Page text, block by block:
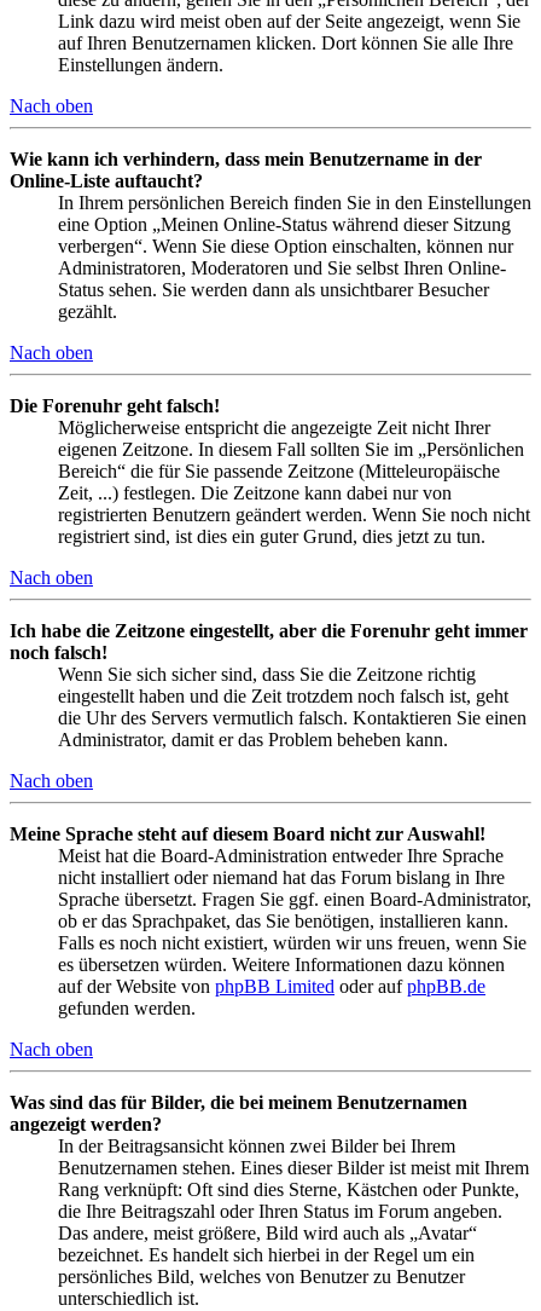
Link dazu wird meist oben auf der Seite angezeigt, wenn Sie
auf Ihren Benutzernamen klicken. Dort können Sie alle Ihre
Einstellungen ändern.
Nach oben
Wie kann ich verhindern, dass mein Benutzername in der
Online-Liste auftaucht?
In Ihrem persönlichen Bereich finden Sie in den Einstellungen
eine Option „Meinen Online-Status während dieser Sitzung
verbergen“. Wenn Sie diese Option einschalten, können nur
Administratoren, Moderatoren und Sie selbst Ihren Online-
Status sehen. Sie werden dann als unsichtbarer Besucher
gezählt.
Nach oben
Die Forenuhr geht falsch!
Möglicherweise entspricht die angezeigte Zeit nicht Ihrer
eigenen Zeitzone. In diesem Fall sollten Sie im „Persönlichen
Bereich“ die für Sie passende Zeitzone (Mitteleuropäische
Zeit, ...) festlegen. Die Zeitzone kann dabei nur von
registrierten Benutzern geändert werden. Wenn Sie noch nicht
registriert sind, ist dies ein guter Grund, dies jetzt zu tun.
Nach oben
Ich habe die Zeitzone eingestellt, aber die Forenuhr geht immer
noch falsch!
Wenn Sie sich sicher sind, dass Sie die Zeitzone richtig
eingestellt haben und die Zeit trotzdem noch falsch ist, geht
die Uhr des Servers vermutlich falsch. Kontaktieren Sie einen
Administrator, damit er das Problem beheben kann.
Nach oben
Meine Sprache steht auf diesem Board nicht zur Auswahl!
Meist hat die Board-Administration entweder Ihre Sprache
nicht installiert oder niemand hat das Forum bislang in Ihre
Sprache übersetzt. Fragen Sie ggf. einen Board-Administrator,
ob er das Sprachpaket, das Sie benötigen, installieren kann.
Falls es noch nicht existiert, würden wir uns freuen, wenn Sie
es übersetzen würden. Weitere Informationen dazu können
auf der Website von phpBB Limited oder aufphpBB.de
gefunden werden.
Nach oben
Was sind das für Bilder, die bei meinem Benutzernamen
angezeigt werden?
In der Beitragsansicht können zwei Bilder bei Ihrem
Benutzernamen stehen. Eines dieser Bilder ist meist mit Ihrem
Rang verknüpft: Oft sind dies Sterne, Kästchen oder Punkte,
die Ihre Beitragszahl oder Ihren Status im Forum angeben.
Das andere, meist größere, Bild wird auch als „Avatar“
bezeichnet. Es handelt sich hierbei in der Regel um ein
persönliches Bild, welches von Benutzer zu Benutzer
unterschiedlich ist.